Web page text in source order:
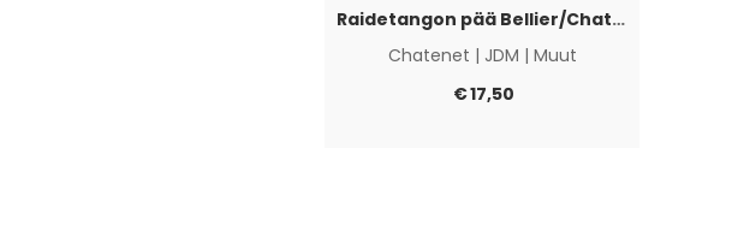
Raidetangon pää Bellier/Chatenet/JDM/
Chatenet | JDM | Muut
€17,50